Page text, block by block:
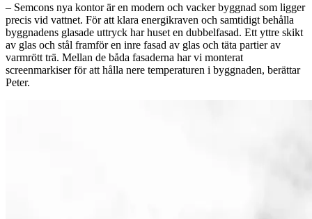
– Semcons nya kontor är en modern och vacker byggnad som ligger
precis vid vattnet. För att klara energikraven och samtidigt behålla
byggnadens glasade uttryck har huset en dubbelfasad. Ett yttre skikt
av glas och stål framför en inre fasad av glas och täta partier av
varmrött trä. Mellan de båda fasaderna har vi monterat
screenmarkiser för att hålla nere temperaturen i byggnaden, berättar
Peter.